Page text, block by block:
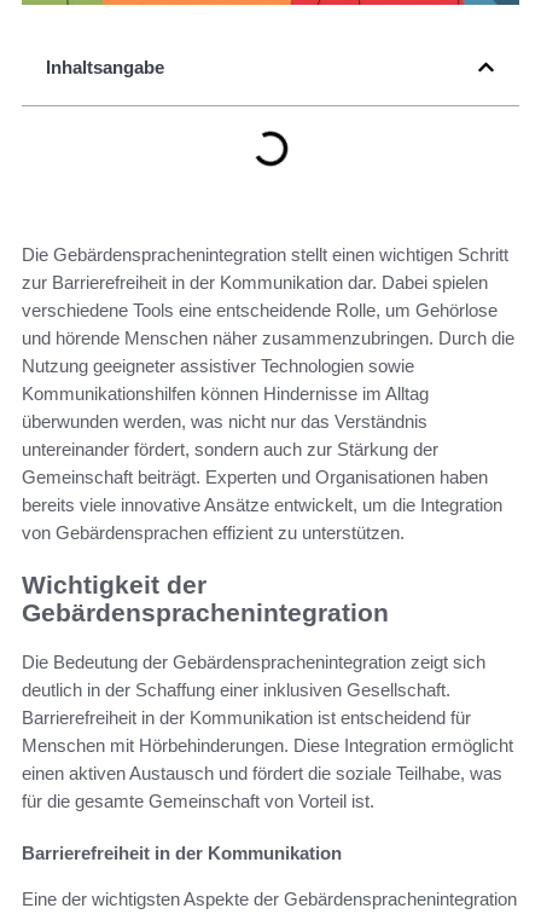
Inhaltsangabe
Die Gebärdensprachenintegration stellt einen wichtigen Schritt
zur Barrierefreiheit in der Kommunikation dar. Dabei spielen
verschiedene Tools eine entscheidende Rolle, um Gehörlose
und hörende Menschen näher zusammenzubringen. Durch die
Nutzung geeigneter assistiver Technologien sowie
Kommunikationshilfen können Hindernisse im Alltag
überwunden werden, was nicht nur das Verständnis
untereinander fördert, sondern auch zur Stärkung der
Gemeinschaft beiträgt. Experten und Organisationen haben
bereits viele innovative Ansätze entwickelt, um die Integration
von Gebärdensprachen effizient zu unterstützen.
Wichtigkeit der
Gebärdensprachenintegration
Die Bedeutung der Gebärdensprachenintegration zeigt sich
deutlich in der Schaffung einer inklusiven Gesellschaft.
Barrierefreiheit in der Kommunikation ist entscheidend für
Menschen mit Hörbehinderungen. Diese Integration ermöglicht
einen aktiven Austausch und fördert die soziale Teilhabe, was
für die gesamte Gemeinschaft von Vorteil ist.
Barrierefreiheit in der Kommunikation
Eine der wichtigsten Aspekte der Gebärdensprachenintegration